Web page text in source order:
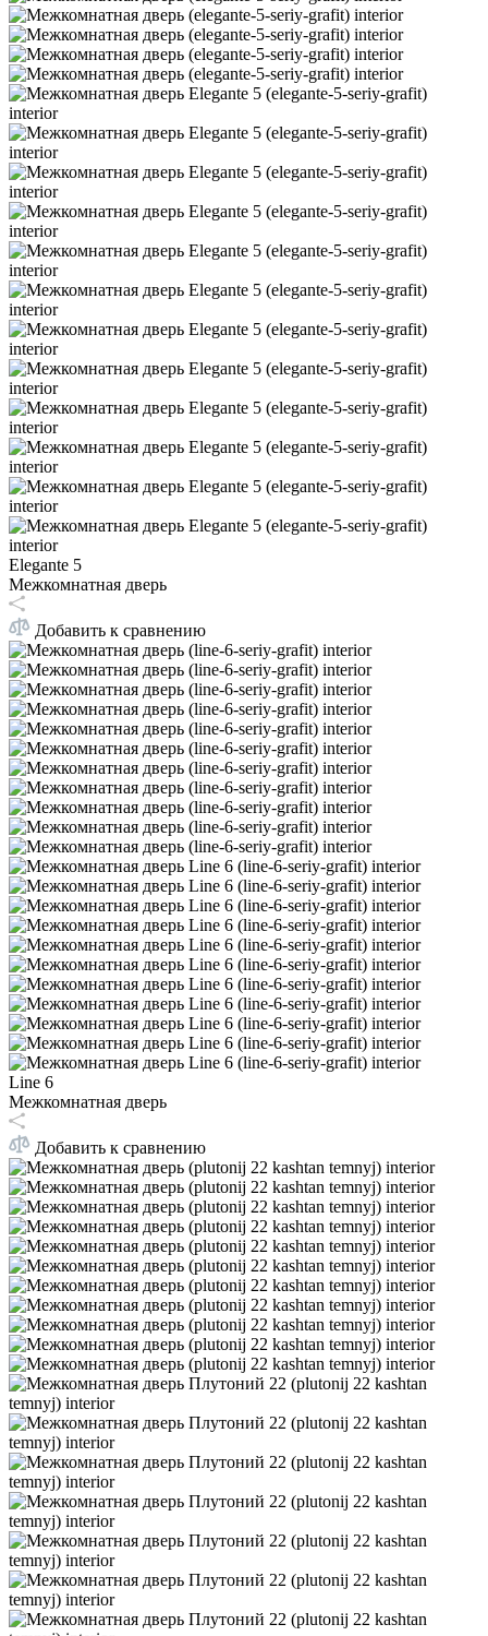
Elegante 5
Межкомнатная дверь
Добавить к сравнению
Line 6
Межкомнатная дверь
Добавить к сравнению